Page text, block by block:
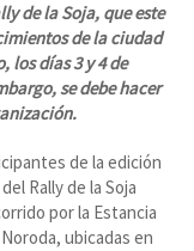
de la Soja, que este
de la ciudad
los días 3 y 4 de
se debe hacer
de la edición
Rally de la Soja
por la Estancia
ubicadas en